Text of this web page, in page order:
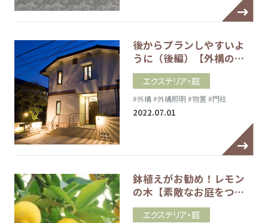
後からプランしやすいよ
うに（後編）【外構の…
エクステリア・庭
#外構#外構照明 #物置 #門柱
2022.07.01
鉢植えがお勧め！レモン
の木【素敵なお庭をつ…
エクステリア・庭